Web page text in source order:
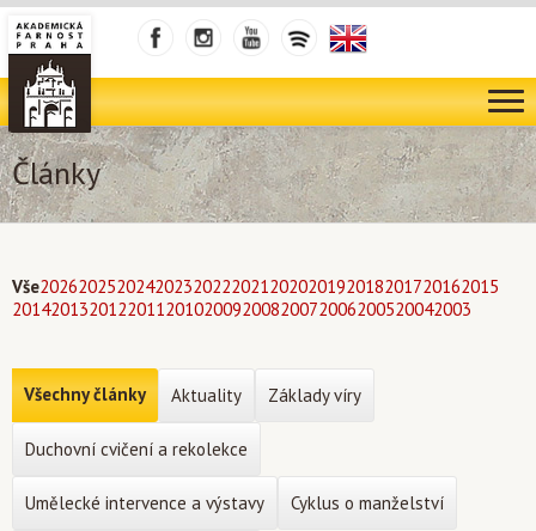
Články
Vše202620252024202320222021202020192018201720162015
201420132012201120102009200820072006200520042003
Všechny články Aktuality Základy víry
Duchovní cvičení a rekolekce
Umělecké intervence a výstavy Cyklus o manželství